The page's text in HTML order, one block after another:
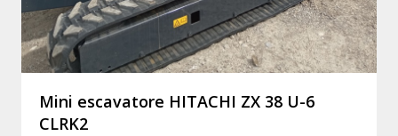
Mini escavatore HITACHI ZX 38 U-6
CLRK2